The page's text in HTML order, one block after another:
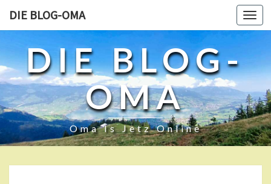
DIE BLOG-OMA
DIE BLOG-
OMA
Oma Is Jetz Online